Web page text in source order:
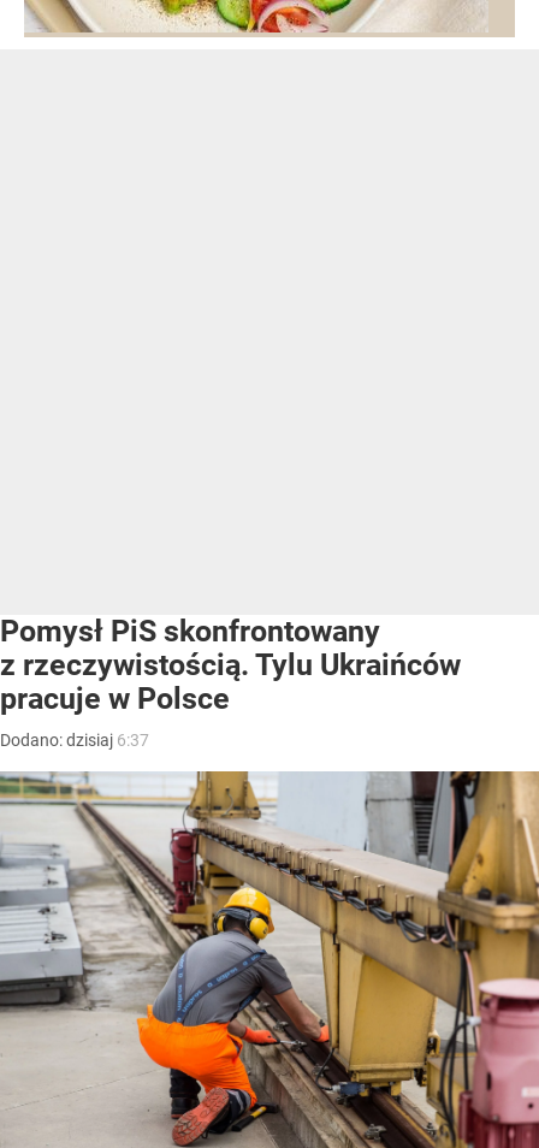
Pomysł PiS skonfrontowany
z rzeczywistością. Tylu Ukraińców
pracuje w Polsce
Dodano:dzisiaj 6:37